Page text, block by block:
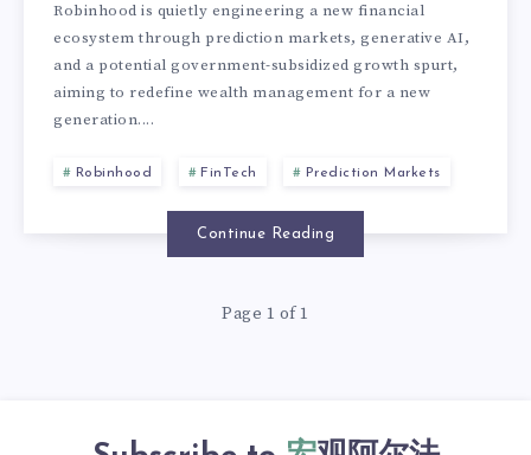
Robinhood is quietly engineering a new financial
ecosystem through prediction markets, generative AI,
and a potential government-subsidized growth spurt,
aiming to redefine wealth management for a new
generation....
Robinhood FinTech Prediction Markets
Continue Reading
Page 1 of 1